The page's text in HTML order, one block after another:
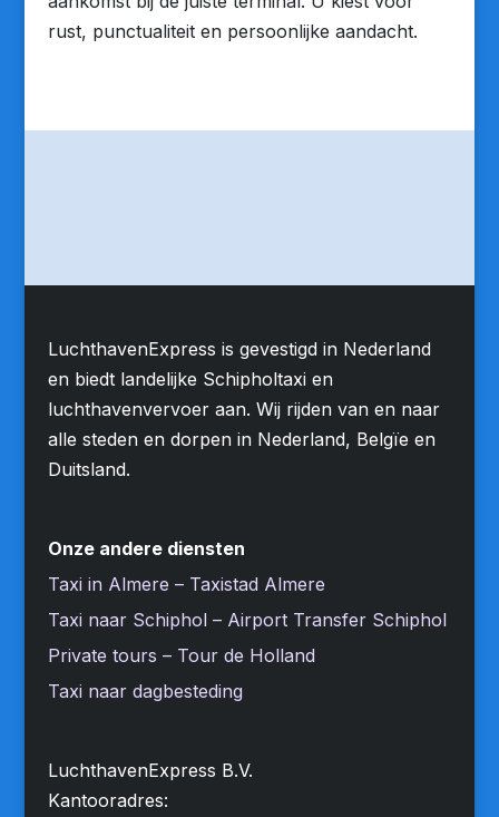
rust, punctualiteit en persoonlijke aandacht.
LuchthavenExpress is gevestigd in Nederland
en biedt landelijke Schipholtaxi en
luchthavenvervoer aan. Wij rijden van en naar
alle steden en dorpen in Nederland, Belgïe en
Duitsland.
Onze andere diensten
Taxi in Almere – Taxistad Almere
Taxi naar Schiphol – Airport Transfer Schiphol
Private tours – Tour de Holland
Taxi naar dagbesteding
LuchthavenExpress B.V.
Kantooradres: